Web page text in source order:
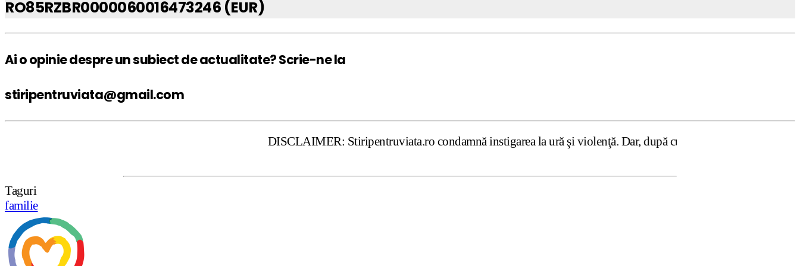
RO85RZBR0000060016473246 (EUR)
Ai o opinie despre un subiect de actualitate? Scrie-ne la
stiripentruviata@gmail.com
DISCLAIMER: Stiripentruviata.ro condamnă instigarea la ură şi violenţă. Dar, după cum confirmă şi CEDO în cazul
Taguri
familie